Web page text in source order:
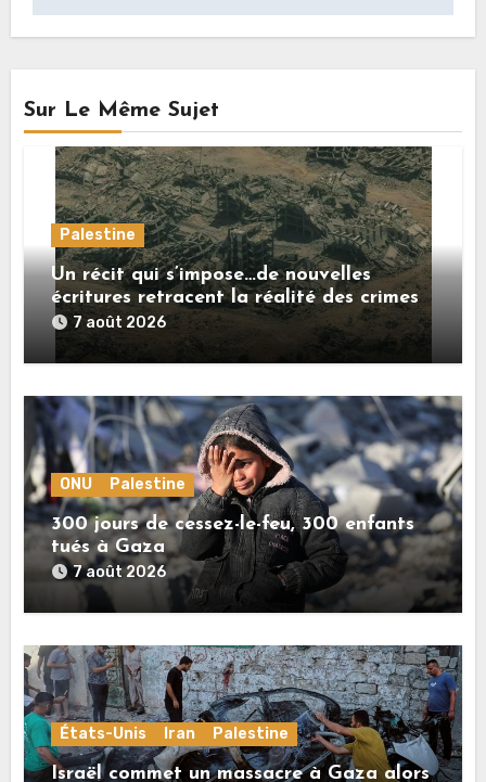
Sur Le Même Sujet
Palestine
Un récit qui s’impose…de nouvelles
écritures retracent la réalité des crimes
sionistes à Gaza
7 août 2026
ONU Palestine
300 jours de cessez-le-feu, 300 enfants
tués à Gaza
7 août 2026
États-Unis Iran Palestine
Israël commet un massacre à Gaza alors